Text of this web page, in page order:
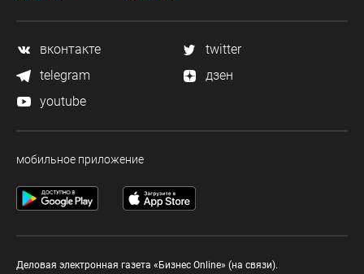
вконтакте
twitter
telegram
дзен
youtube
мобильное приложение
Деловая электронная газета «Бизнес Online» (на связи).